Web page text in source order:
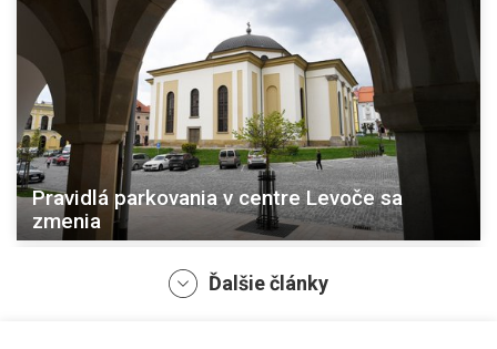
Pravidlá parkovania v centre Levoče sa
zmenia
Ďalšie články